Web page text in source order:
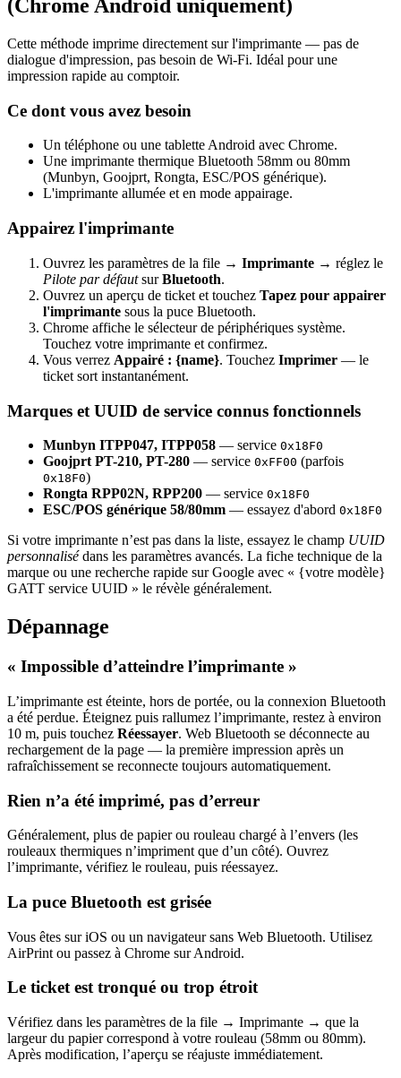
(Chrome Android uniquement)
Cette méthode imprime directement sur l'imprimante — pas de
dialogue d'impression, pas besoin de Wi-Fi. Idéal pour une
impression rapide au comptoir.
Ce dont vous avez besoin
Un téléphone ou une tablette Android avec Chrome.
Une imprimante thermique Bluetooth 58mm ou 80mm
(Munbyn, Goojprt, Rongta, ESC/POS générique).
L'imprimante allumée et en mode appairage.
Appairez l'imprimante
Ouvrez les paramètres de la file → Imprimante → réglez le
Pilote par défautsurBluetooth.
Ouvrez un aperçu de ticket et touchez Tapez pour appairer
l'imprimante sous la puce Bluetooth.
Chrome affiche le sélecteur de périphériques système.
Touchez votre imprimante et confirmez.
Vous verrez Appairé : {name}. Touchez Imprimer — le
ticket sort instantanément.
Marques et UUID de service connus fonctionnels
Munbyn ITPP047, ITPP058 — service 0x18F0
Goojprt PT-210, PT-280 — service 0xFF00 (parfois
0x18F0)
Rongta RPP02N, RPP200 — service 0x18F0
ESC/POS générique 58/80mm — essayez d'abord 0x18F0
Si votre imprimante n’est pas dans la liste, essayez le champ UUID
personnalisédans les paramètres avancés. La fiche technique de la
marque ou une recherche rapide sur Google avec « {votre modèle}
GATT service UUID » le révèle généralement.
Dépannage
« Impossible d’atteindre l’imprimante »
L’imprimante est éteinte, hors de portée, ou la connexion Bluetooth
a été perdue. Éteignez puis rallumez l’imprimante, restez à environ
10 m, puis touchez Réessayer. Web Bluetooth se déconnecte au
rechargement de la page — la première impression après un
rafraîchissement se reconnecte toujours automatiquement.
Rien n’a été imprimé, pas d’erreur
Généralement, plus de papier ou rouleau chargé à l’envers (les
rouleaux thermiques n’impriment que d’un côté). Ouvrez
l’imprimante, vérifiez le rouleau, puis réessayez.
La puce Bluetooth est grisée
Vous êtes sur iOS ou un navigateur sans Web Bluetooth. Utilisez
AirPrint ou passez à Chrome sur Android.
Le ticket est tronqué ou trop étroit
Vérifiez dans les paramètres de la file → Imprimante → que la
largeur du papier correspond à votre rouleau (58mm ou 80mm).
Après modification, l’aperçu se réajuste immédiatement.